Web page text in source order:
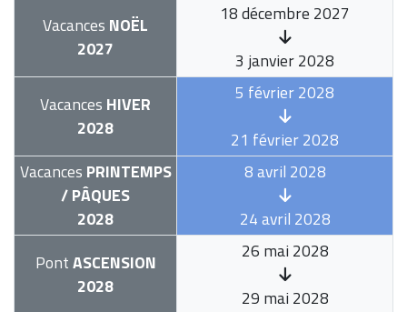
Vacances NOËL
2027
18 décembre 2027
3 janvier 2028
Vacances HIVER
2028
5 février 2028
21 février 2028
Vacances PRINTEMPS
/ PÂQUES
2028
8 avril 2028
24 avril 2028
PontASCENSION
2028
26 mai 2028
29 mai 2028